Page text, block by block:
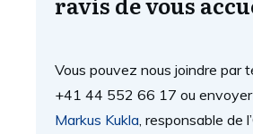
Vous pouvez nous joindre par
+41 44 552 66 17 ou envoyer
Markus Kukla , responsable de